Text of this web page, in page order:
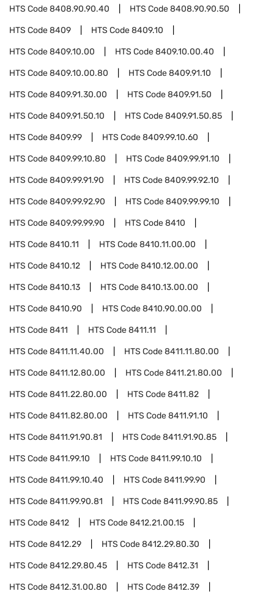
HTS Code8408.90.90.40 HTS Code8408.90.90.50
HTS Code8409 HTS Code8409.10
HTS Code8409.10.00 HTS Code8409.10.00.40
HTS Code8409.10.00.80 HTS Code8409.91.10
HTS Code8409.91.30.00 HTS Code8409.91.50
HTS Code8409.91.50.10 HTS Code8409.91.50.85
HTS Code8409.99 HTS Code8409.99.10.60
HTS Code8409.99.10.80 HTS Code8409.99.91.10
HTS Code8409.99.91.90 HTS Code8409.99.92.10
HTS Code8409.99.92.90 HTS Code8409.99.99.10
HTS Code8409.99.99.90 HTS Code8410
HTS Code8410.11 HTS Code8410.11.00.00
HTS Code8410.12 HTS Code8410.12.00.00
HTS Code8410.13 HTS Code8410.13.00.00
HTS Code8410.90 HTS Code8410.90.00.00
HTS Code8411 HTS Code8411.11
HTS Code8411.11.40.00 HTS Code8411.11.80.00
HTS Code8411.12.80.00 HTS Code8411.21.80.00
HTS Code8411.22.80.00 HTS Code8411.82
HTS Code8411.82.80.00 HTS Code8411.91.10
HTS Code8411.91.90.81 HTS Code8411.91.90.85
HTS Code8411.99.10 HTS Code8411.99.10.10
HTS Code8411.99.10.40 HTS Code8411.99.90
HTS Code8411.99.90.81 HTS Code8411.99.90.85
HTS Code8412 HTS Code8412.21.00.15
HTS Code8412.29 HTS Code8412.29.80.30
HTS Code8412.29.80.45 HTS Code8412.31
HTS Code8412.31.00.80 HTS Code8412.39